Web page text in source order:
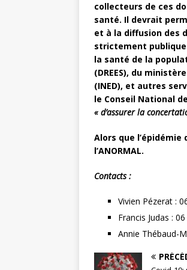
collecteurs de ces
santé. Il devrait
et à la diffusion des
strictement
la santé de la
(DREES), du
(INED), et autres
le Conseil National
« d’assurer la
Alors que l’épidémie
l’ANORMAL.
Contacts :
Vivien Pézerat :
Francis Judas :
Annie Thébaud-